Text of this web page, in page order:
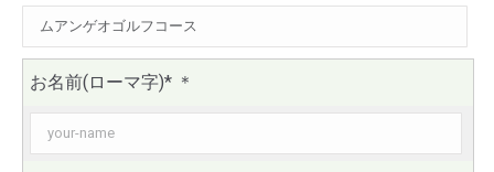
お名前(ローマ字)* ＊